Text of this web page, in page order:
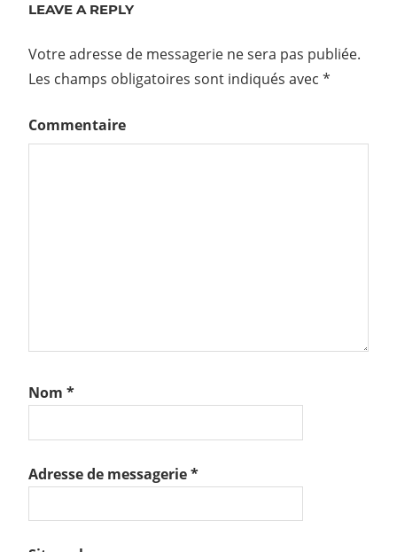
LEAVE A REPLY
Votre adresse de messagerie ne sera pas publiée.
Les champs obligatoires sont indiqués avec *
Commentaire
Nom *
Adresse de messagerie*